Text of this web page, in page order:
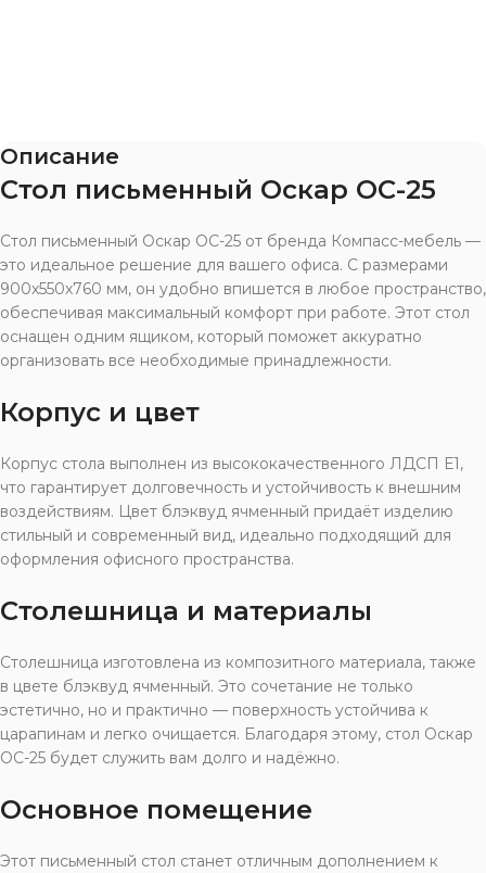
Описание
Стол письменный Оскар ОС-25
Стол письменный Оскар ОС-25 от бренда Компасс-мебель —
это идеальное решение для вашего офиса. С размерами
900x550x760 мм, он удобно впишется в любое пространство,
обеспечивая максимальный комфорт при работе. Этот стол
оснащен одним ящиком, который поможет аккуратно
организовать все необходимые принадлежности.
Корпус и цвет
Корпус стола выполнен из высококачественного ЛДСП Е1,
что гарантирует долговечность и устойчивость к внешним
воздействиям. Цвет блэквуд ячменный придаёт изделию
стильный и современный вид, идеально подходящий для
оформления офисного пространства.
Столешница и материалы
Столешница изготовлена из композитного материала, также
в цвете блэквуд ячменный. Это сочетание не только
эстетично, но и практично — поверхность устойчива к
царапинам и легко очищается. Благодаря этому, стол Оскар
ОС-25 будет служить вам долго и надёжно.
Основное помещение
Этот письменный стол станет отличным дополнением к